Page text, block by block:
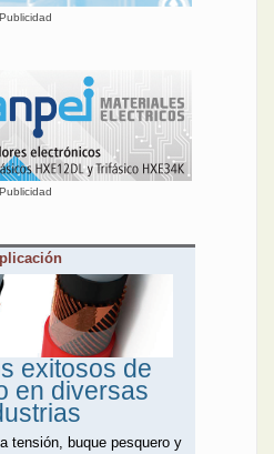
Publicidad
Publicidad
exitosos de
en diversas
tensión, buque pesquero y